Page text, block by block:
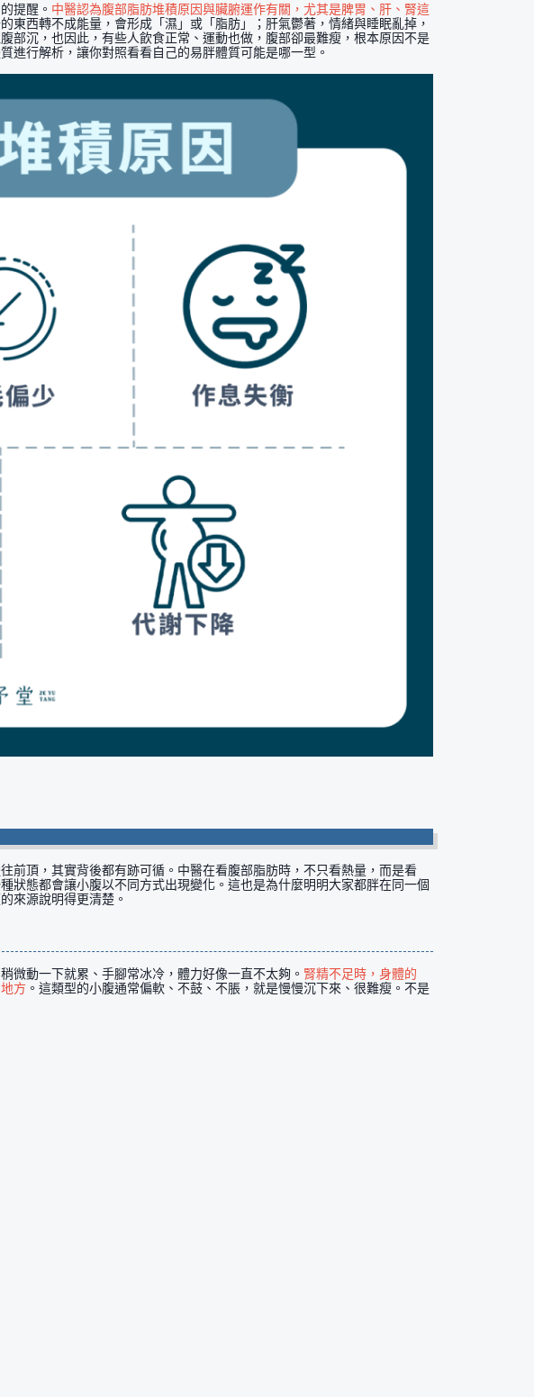
提醒。 中醫認為腹部脂肪堆積原因與臟腑運作有關，尤其是脾胃、肝、腎這
西轉不成能量，會形成「濕」或「脂肪」；肝氣鬱著，情緒與睡眠亂掉，
部沉，也因此，有些人飲食正常、運動也做，腹部卻最難瘦，根本原因不是
進行解析，讓你對照看看自己的易胖體質可能是哪一型。
前頂，其實背後都有跡可循。中醫在看腹部脂肪時，不只看熱量，而是看
狀態都會讓小腹以不同方式出現變化。這也是為什麼明明大家都胖在同一個
來源說明得更清楚。
微動一下就累、手腳常冰冷，體力好像一直不太夠。 腎精不足時，身體的
方 。這類型的小腹通常偏軟、不鼓、不脹，就是慢慢沉下來、很難瘦。不是